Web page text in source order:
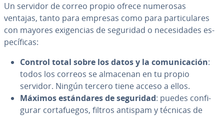
Un servidor de correo propio ofrece numerosas
ventajas, tanto para empresas como para pa­r­ti­cu­la­res
con mayores exi­ge­n­cias de seguridad o ne­ce­si­da­des es­
pe­cí­fi­cas:
Control total sobre los datos y la co­mu­ni­ca­ción:
todos los correos se almacenan en tu propio
servidor. Ningún tercero tiene acceso a ellos.
Máximos es­tá­n­da­res de seguridad: puedes co­n­fi­
gu­rar co­r­ta­fue­gos, filtros antispam y técnicas de